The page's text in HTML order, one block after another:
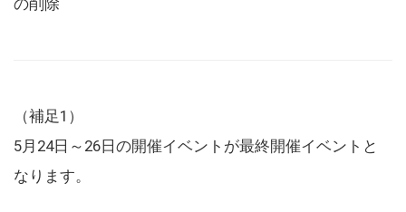
（補足1）
5月24日～26日の開催イベントが最終開催イベントと
なります。